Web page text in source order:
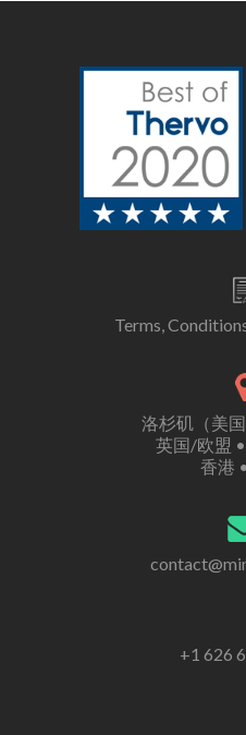
Terms,
洛杉矶（美
英国/欧盟
香港
+1 626